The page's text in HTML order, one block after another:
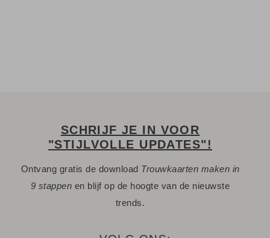
SCHRIJF JE IN VOOR
"STIJLVOLLE UPDATES"!
Ontvang gratis de download Trouwkaarten maken in
9 stappen en blijf op de hoogte van de nieuwste
trends.